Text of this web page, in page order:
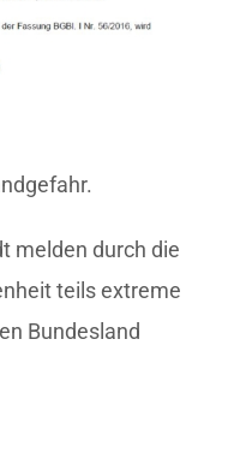
melden durch die
teils extreme
Bundesland